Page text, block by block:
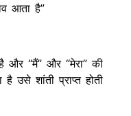
आता है”
और “मैं” और “मेरा” की
उसे शांती प्राप्त होती